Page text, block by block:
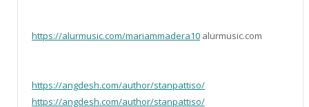
https://alurmusic.com/mariammadera10 alurmusic.com
https://angdesh.com/author/stanpattiso/
https://angdesh.com/author/stanpattiso/